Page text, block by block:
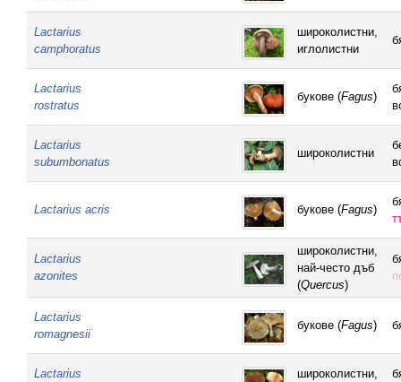
Lactarius
camphoratus
широколистни,
иглолистни
Lactarius
rostratus
букове (Fagus)
Lactarius
subumbonatus
широколистни
Lactarius acris букове (Fagus)
Lactarius
azonites
широколистни,
най-често дъб
(Quercus)
Lactarius
romagnesii
букове (Fagus)
Lactarius
широколистни,